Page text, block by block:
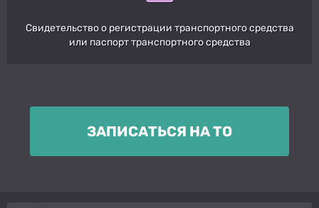
Свидетельство о регистрации транспортного средства
или паспорт транспортного средства
ЗАПИСАТЬСЯ НА ТО